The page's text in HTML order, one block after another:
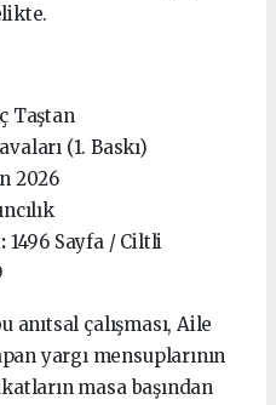
Taştan
(1. Baskı)
2026
1496 Sayfa / Ciltli
anıtsal çalışması, Aile
yargı mensuplarının
masa başından